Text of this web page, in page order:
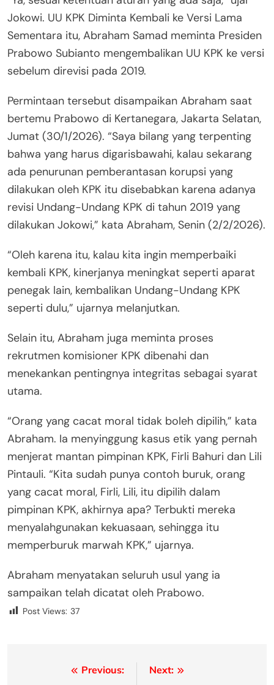
Jokowi. UU KPK Diminta Kembali ke Versi Lama
Sementara itu, Abraham Samad meminta Presiden
Prabowo Subianto mengembalikan UU KPK ke versi
sebelum direvisi pada 2019.
Permintaan tersebut disampaikan Abraham saat
bertemu Prabowo di Kertanegara, Jakarta Selatan,
Jumat (30/1/2026). “Saya bilang yang terpenting
bahwa yang harus digarisbawahi, kalau sekarang
ada penurunan pemberantasan korupsi yang
dilakukan oleh KPK itu disebabkan karena adanya
revisi Undang-Undang KPK di tahun 2019 yang
dilakukan Jokowi,” kata Abraham, Senin (2/2/2026).
“Oleh karena itu, kalau kita ingin memperbaiki
kembali KPK, kinerjanya meningkat seperti aparat
penegak lain, kembalikan Undang-Undang KPK
seperti dulu,” ujarnya melanjutkan.
Selain itu, Abraham juga meminta proses
rekrutmen komisioner KPK dibenahi dan
menekankan pentingnya integritas sebagai syarat
utama.
“Orang yang cacat moral tidak boleh dipilih,” kata
Abraham. Ia menyinggung kasus etik yang pernah
menjerat mantan pimpinan KPK, Firli Bahuri dan Lili
Pintauli. “Kita sudah punya contoh buruk, orang
yang cacat moral, Firli, Lili, itu dipilih dalam
pimpinan KPK, akhirnya apa? Terbukti mereka
menyalahgunakan kekuasaan, sehingga itu
memperburuk marwah KPK,” ujarnya.
Abraham menyatakan seluruh usul yang ia
sampaikan telah dicatat oleh Prabowo.
Post Views: 37
Previous:
Next: